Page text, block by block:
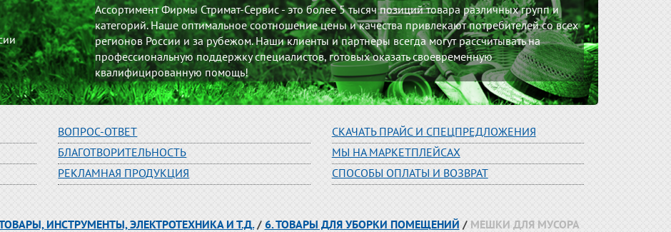
Ассортимент Фирмы Стримат-Сервис - это более 5 тысяч позиций товара различных групп и
категорий. Наше оптимальное соотношение цены и качества привлекают потребителей со всех
регионов России и за рубежом. Наши клиенты и партнеры всегда могут рассчитывать на
профессиональную поддержку специалистов, готовых оказать своевременную
квалифицированную помощь!
ВОПРОС-ОТВЕТ
БЛАГОТВОРИТЕЛЬНОСТЬ
РЕКЛАМНАЯ ПРОДУКЦИЯ
СКАЧАТЬ ПРАЙС И СПЕЦПРЕДЛОЖЕНИЯ
МЫ НА МАРКЕТПЛЕЙСАХ
СПОСОБЫ ОПЛАТЫ И ВОЗВРАТ
ИНСТРУМЕНТЫ, ЭЛЕКТРОТЕХНИКА И Т.Д./ 6. ТОВАРЫ ДЛЯ УБОРКИ ПОМЕЩЕНИЙ /МЕШКИ ДЛЯ МУСОРА